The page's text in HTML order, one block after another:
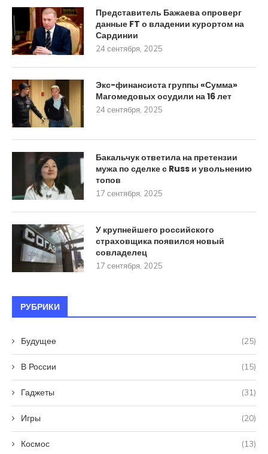
Представитель Бажаева опроверг
данные FT о владении курортом на
Сардинии
24 сентября, 2025
Экс-финансиста группы «Сумма»
Магомедовых осудили на 16 лет
24 сентября, 2025
Бакальчук ответила на претензии
мужа по сделке с Russ и увольнению
топов
17 сентября, 2025
У крупнейшего российского
страховщика появился новый
совладелец
17 сентября, 2025
РУБРИКИ
Будущее (25)
В России (15)
Гаджеты (31)
Игры (20)
Космос (13)